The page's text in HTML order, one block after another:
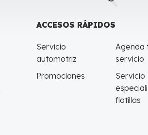
ACCESOS RÁPIDOS
Servicio
automotriz
Agenda
servicio
Promociones
Servicio
flotillas